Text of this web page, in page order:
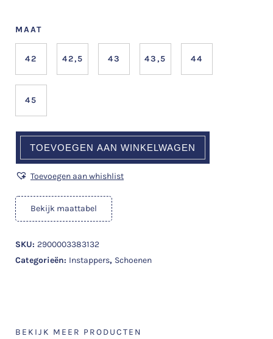
MAAT
42 42,5 43 43,5 44
45
TOEVOEGEN AAN WINKELWAGEN
Toevoegen aan whishlist
Bekijk maattabel
SKU: 2900003383132
Categorieën: Instappers, Schoenen
BEKIJK MEER PRODUCTEN